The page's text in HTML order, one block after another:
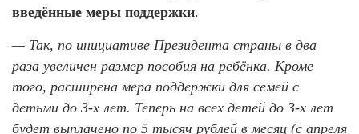
введённые меры поддержки.
— Так, по инициативе Президента страны в два
раза увеличен размер пособия на ребёнка. Кроме
того, расширена мера поддержки для семей с
детьми до 3-х лет. Теперь на всех детей до 3-х лет
будет выплачено по 5 тысяч рублей в месяц (с апреля